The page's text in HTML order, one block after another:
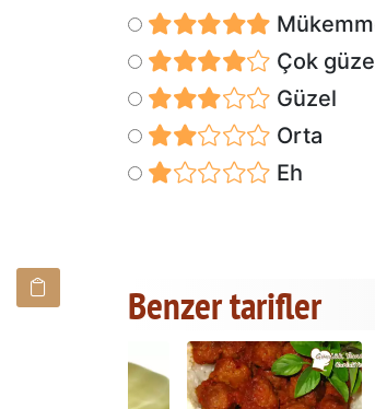
Çok
Güzel
Orta
Eh
Benzer tarifler